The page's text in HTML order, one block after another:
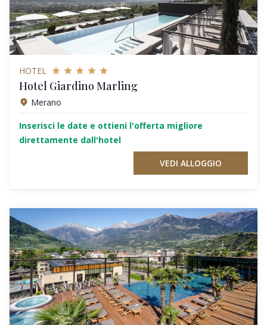
HOTEL
Hotel Giardino Marling
Merano
Inserisci le date e ottieni l'offerta migliore
direttamente dall'hotel
VEDI ALLOGGIO